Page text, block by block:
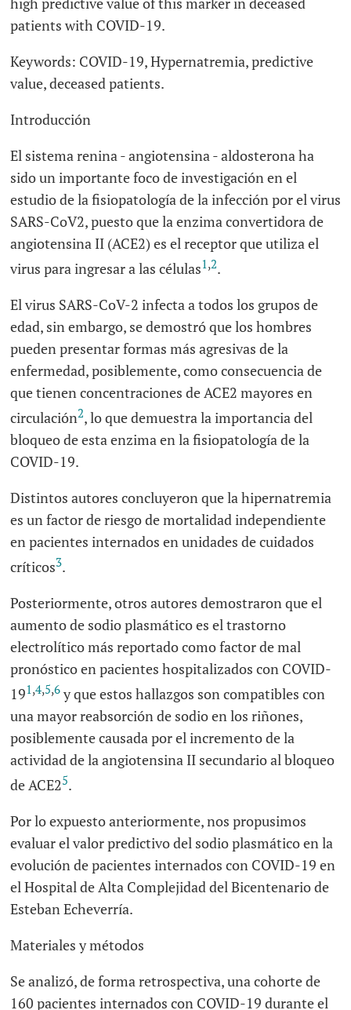
patients with COVID-19.
Keywords: COVID-19, Hypernatremia, predictive
value, deceased patients.
Introducción
El sistema renina - angiotensina - aldosterona ha
sido un importante foco de investigación en el
estudio de la fisiopatología de la infección por el virus
SARS-CoV2, puesto que la enzima convertidora de
angiotensina II (ACE2) es el receptor que utiliza el
virus para ingresar a las células1,2.
El virus SARS-CoV-2 infecta a todos los grupos de
edad, sin embargo, se demostró que los hombres
pueden presentar formas más agresivas de la
enfermedad, posiblemente, como consecuencia de
que tienen concentraciones de ACE2 mayores en
circulación2, lo que demuestra la importancia del
bloqueo de esta enzima en la fisiopatología de la
COVID-19.
Distintos autores concluyeron que la hipernatremia
es un factor de riesgo de mortalidad independiente
en pacientes internados en unidades de cuidados
críticos3.
Posteriormente, otros autores demostraron que el
aumento de sodio plasmático es el trastorno
electrolítico más reportado como factor de mal
pronóstico en pacientes hospitalizados con COVID-
191,4,5,6 y que estos hallazgos son compatibles con
una mayor reabsorción de sodio en los riñones,
posiblemente causada por el incremento de la
actividad de la angiotensina II secundario al bloqueo
de ACE25.
Por lo expuesto anteriormente, nos propusimos
evaluar el valor predictivo del sodio plasmático en la
evolución de pacientes internados con COVID-19 en
el Hospital de Alta Complejidad del Bicentenario de
Esteban Echeverría.
Materiales y métodos
Se analizó, de forma retrospectiva, una cohorte de
160 pacientes internados con COVID-19 durante el